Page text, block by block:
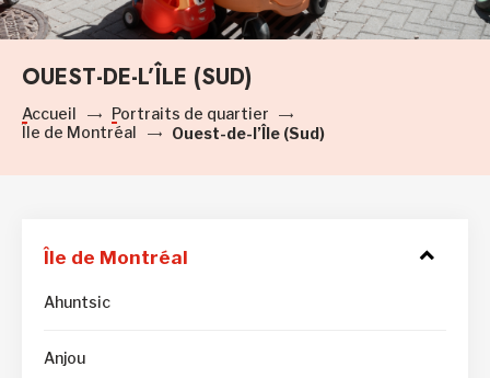
OUEST-DE-L’ÎLE (SUD)
Accueil
Portraits de quartier
Île de Montréal
Ouest-de-l’Île (Sud)
Île de Montréal
Ahuntsic
Anjou